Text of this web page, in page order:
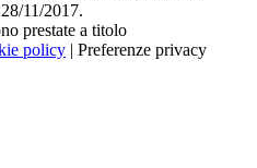
11/2017.
prestate a titolo
policy | Preferenze privacy